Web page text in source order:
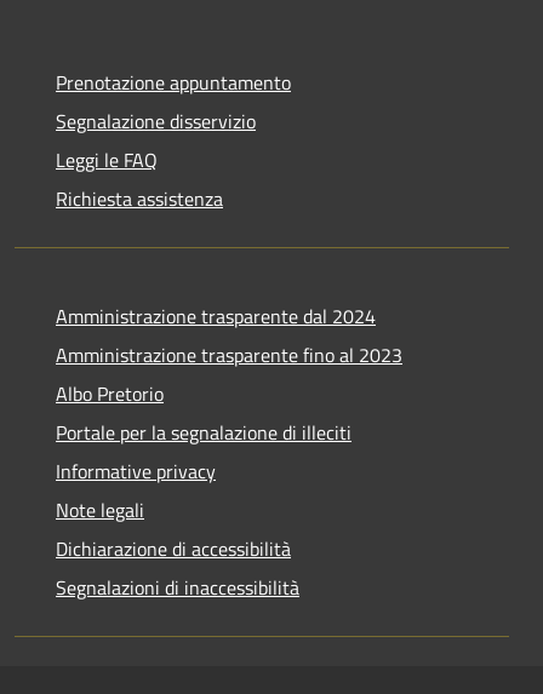
Prenotazione appuntamento
Segnalazione disservizio
Leggi le FAQ
Richiesta assistenza
Amministrazione trasparente dal 2024
Amministrazione trasparente fino al 2023
Albo Pretorio
Portale per la segnalazione di illeciti
Informative privacy
Note legali
Dichiarazione di accessibilità
Segnalazioni di inaccessibilità